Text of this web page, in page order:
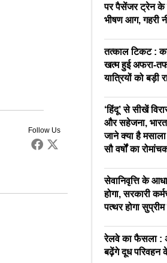
Follow Us
पर पैसेंजर ट्रेन के
भीषण आग, गहरी
तत्काल टिकट :
खत्म हुई अफरा-
यात्रियों को बड़ी
‘हिंदू’ से सीखें
और सहेजना,
जाने क्या है
सौ वर्षों का
सेवानिवृत्ति के
होगा, सरकारी
पत्थर होगा
रेलवे का फैसला :
बढ़ेंगे दूध परिवहन